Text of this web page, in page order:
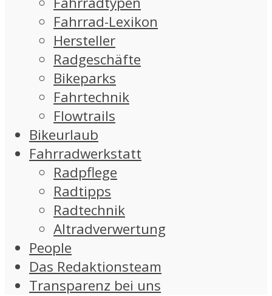
Fahrrad-Lexikon
Hersteller
Radgeschäfte
Bikeparks
Fahrtechnik
Flowtrails
Bikeurlaub
Fahrradwerkstatt
Radpflege
Radtipps
Radtechnik
Altradverwertung
People
Das Redaktionsteam
Transparenz bei uns